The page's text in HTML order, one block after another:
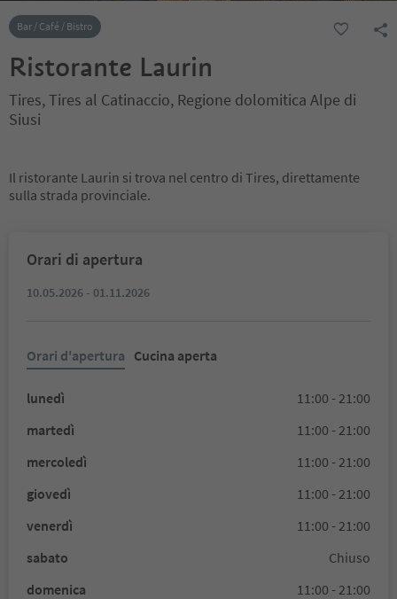
Bar / Café / Bistro
Ristorante Laurin
Tires, Tires al Catinaccio, Regione dolomitica Alpe di
Siusi
Il ristorante Laurin si trova nel centro di Tires, direttamente
sulla strada provinciale.
Orari di apertura
10.05.2026 - 01.11.2026
Orari d'apertura Cucina aperta
lunedì
11:00 - 21:00
martedì
11:00 - 21:00
mercoledì
11:00 - 21:00
giovedì
11:00 - 21:00
venerdì
11:00 - 21:00
sabato
Chiuso
domenica
11:00 - 21:00